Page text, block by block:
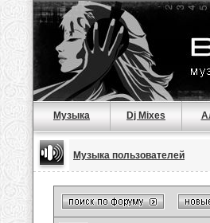
Музыка Dj Mixes
Музыка пользователей